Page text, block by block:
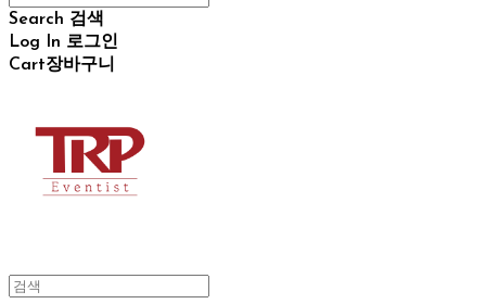
Search 검색
Log In 로그인
Cart장바구니